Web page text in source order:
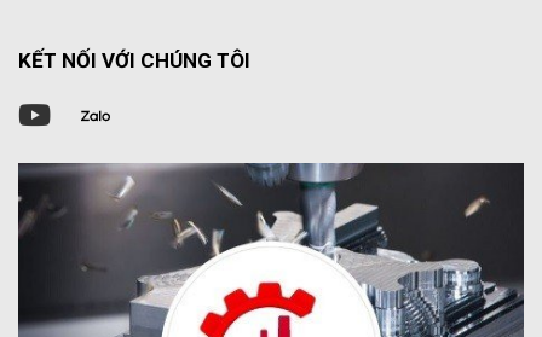
KẾT NỐI VỚI CHÚNG TÔI